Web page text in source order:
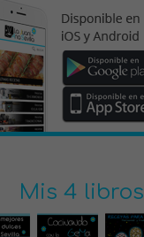
Mis 4 libros